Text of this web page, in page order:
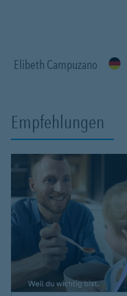
Zeit für Sie und entwickle
• Eine Beratung auf
• Verständliche
• Individuelle Lösungen
• Einen respektvollen und
Richtig gewählte
Gefühl – vorausgesetzt,
Mein Ziel ist es, dass Sie
begleitet fühlen. Ich freue
gemeinsam mit Ihnen die
finden 😊
Elibeth Campuzano
Empfehlungen